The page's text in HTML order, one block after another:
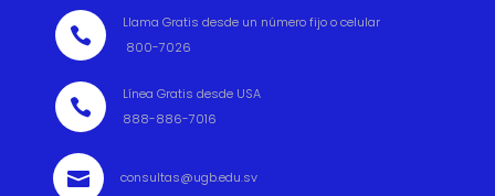

Llama Gratis desde un número fijo o celular
800-7026

Línea Gratis desde USA
888-886-7016
 consultas@ugb.edu.sv